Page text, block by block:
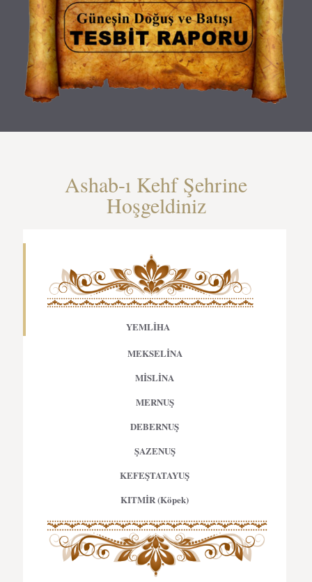
Ashab-ı Kehf Şehrine
Hoşgeldiniz
YEMLİHA
MEKSELİNA
MİSLİNA
MERNUŞ
DEBERNUŞ
ŞAZENUŞ
KEFEŞTATAYUŞ
KITMİR (Köpek)